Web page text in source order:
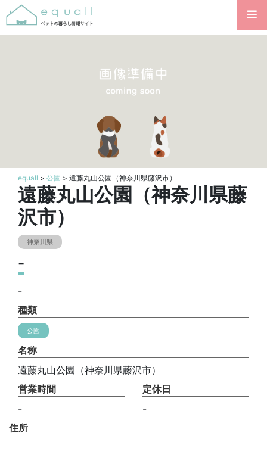
equall > 公園 > 遠藤丸山公園（神奈川県藤沢市）
遠藤丸山公園（神奈川県藤
沢市）
神奈川県
-
-
種類
公園
名称
遠藤丸山公園（神奈川県藤沢市）
営業時間
-
定休日
-
住所